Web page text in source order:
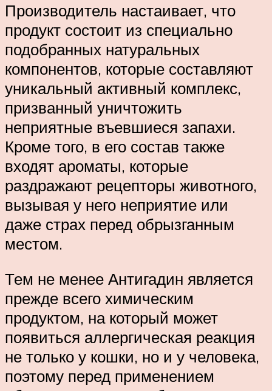
Производитель настаивает, что
продукт состоит из специально
подобранных натуральных
компонентов, которые составляют
уникальный активный комплекс,
призванный уничтожить
неприятные въевшиеся запахи.
Кроме того, в его состав также
входят ароматы, которые
раздражают рецепторы животного,
вызывая у него неприятие или
даже страх перед обрызганным
местом.
Тем не менее Антигадин является
прежде всего химическим
продуктом, на который может
появиться аллергическая реакция
не только у кошки, но и у человека,
поэтому перед применением